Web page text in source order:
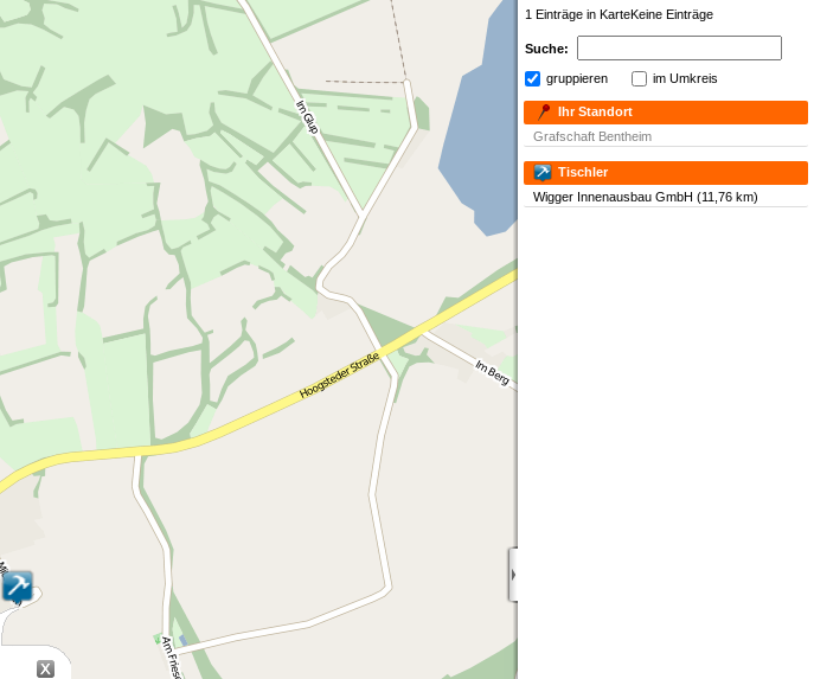
1 Einträge in KarteKeine Einträge
Suche:
gruppieren im Umkreis
Ihr Standort
Grafschaft Bentheim
Tischler
Wigger Innenausbau GmbH (11,76 km)